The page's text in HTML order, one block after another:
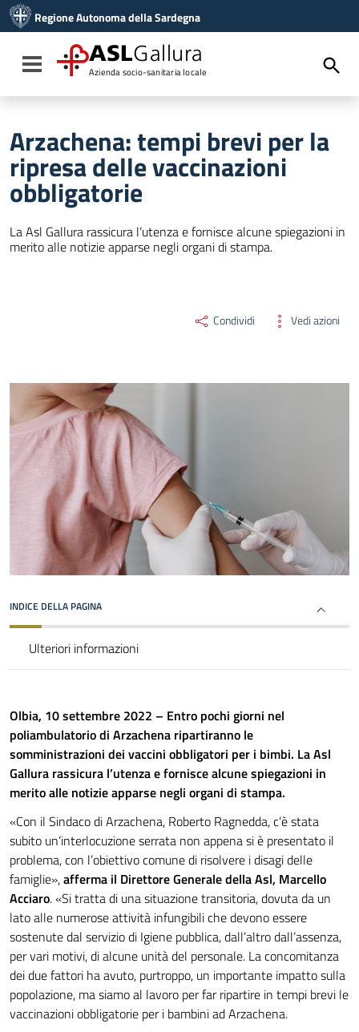
Vai al menu di navigazione
Vai al footer
Regione Autonoma della Sardegna
Toggle navigation
ASLGallura
Azienda socio-sanitaria locale
Arzachena: tempi brevi per la
ripresa delle vaccinazioni
obbligatorie
La Asl Gallura rassicura l’utenza e fornisce alcune spiegazioni in
merito alle notizie apparse negli organi di stampa.
Condividi Vedi azioni
INDICE DELLA PAGINA
Ulteriori informazioni
Olbia, 10 settembre 2022 – Entro pochi giorni nel
poliambulatorio di Arzachena ripartiranno le
somministrazioni dei vaccini obbligatori per i bimbi. La Asl
Gallura rassicura l’utenza e fornisce alcune spiegazioni in
merito alle notizie apparse negli organi di stampa.
«Con il Sindaco di Arzachena, Roberto Ragnedda, c’è stata
subito un’interlocuzione serrata non appena si è presentato il
problema, con l’obiettivo comune di risolvere i disagi delle
famiglie»,afferma il Direttore Generale della Asl, Marcello
Acciaro. «Si tratta di una situazione transitoria, dovuta da un
lato alle numerose attività infungibili che devono essere
sostenute dal servizio di Igiene pubblica, dall’altro dall’assenza,
per vari motivi, di alcune unità del personale. La concomitanza
dei due fattori ha avuto, purtroppo, un importante impatto sulla
popolazione, ma siamo al lavoro per far ripartire in tempi brevi le
vaccinazioni obbligatorie per i bambini ad Arzachena.